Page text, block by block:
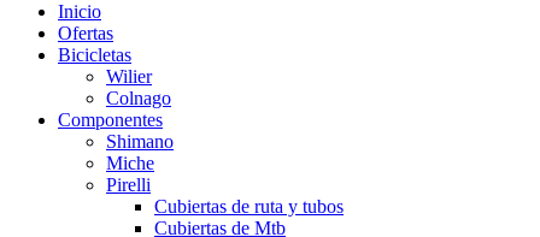
Inicio
Ofertas
Bicicletas
Wilier
Colnago
Componentes
Shimano
Miche
Pirelli
Cubiertas de ruta y tubos
Cubiertas de Mtb